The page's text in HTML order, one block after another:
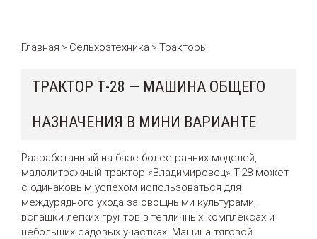
Главная > Сельхозтехника > Тракторы
ТРАКТОР Т-28 — МАШИНА ОБЩЕГО
НАЗНАЧЕНИЯ В МИНИ ВАРИАНТЕ
Разработанный на базе более ранних моделей,
малолитражный трактор «Владимировец» Т-28 может
с одинаковым успехом использоваться для
междурядного ухода за овощными культурами,
вспашки легких грунтов в тепличных комплексах и
небольших садовых участках. Машина тяговой